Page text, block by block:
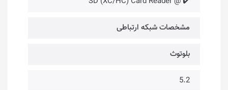
مشخصات شبکه ارتباطی
بلوتوث
5.2